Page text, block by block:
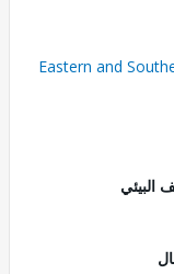
Eastern